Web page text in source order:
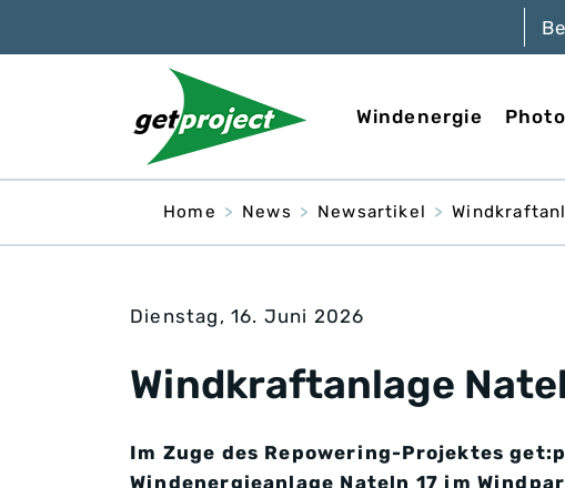
Windenergie
Home News Newsartikel
Dienstag, 16. Juni 2026
Windkraftanlage
Im Zuge des Repowering-Projektes
Windenergieanlage Nateln 17 im